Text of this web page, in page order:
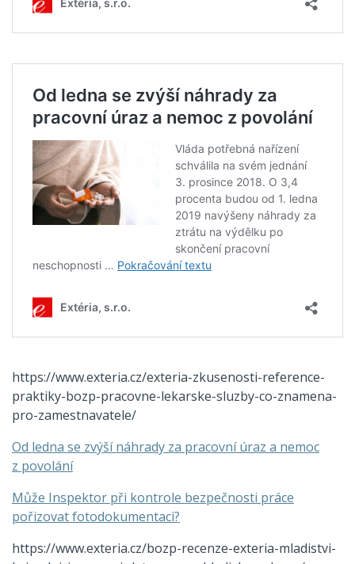
https://www.exteria.cz/exteria-zkusenosti-reference-
praktiky-bozp-pracovne-lekarske-sluzby-co-znamena-
pro-zamestnavatele/
Od ledna se zvýší náhrady za pracovní úraz a nemoc
z povolání
Může Inspektor při kontrole bezpečnosti práce
pořizovat fotodokumentaci?
https://www.exteria.cz/bozp-recenze-exteria-mladistvi-